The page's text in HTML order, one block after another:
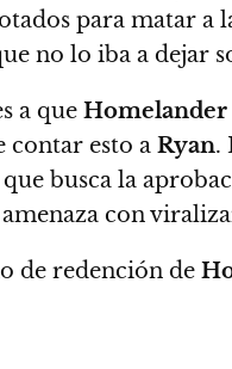
para matar
no lo iba a dejar
a que Homelander
contar esto a Ryan.
busca la
con
de redención de